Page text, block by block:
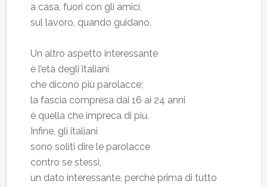
a casa, fuori con gli amici,
sul lavoro, quando guidano.
Un altro aspetto interessante
è l’età degli italiani
che dicono più parolacce;
la fascia compresa dai 16 ai 24 anni
è quella che impreca di più.
Infine, gli italiani
sono soliti dire le parolacce
contro se stessi,
un dato interessante, perché prima di tutto